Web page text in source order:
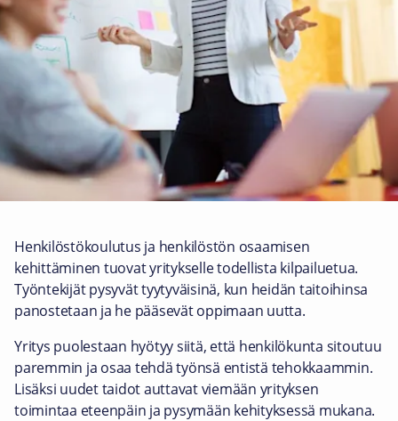
Henkilöstökoulutus ja henkilöstön osaamisen
kehittäminen tuovat yritykselle todellista kilpailuetua.
Työntekijät pysyvät tyytyväisinä, kun heidän taitoihinsa
panostetaan ja he pääsevät oppimaan uutta.
Yritys puolestaan hyötyy siitä, että henkilökunta sitoutuu
paremmin ja osaa tehdä työnsä entistä tehokkaammin.
Lisäksi uudet taidot auttavat viemään yrityksen
toimintaa eteenpäin ja pysymään kehityksessä mukana.